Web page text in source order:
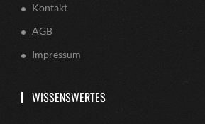
Kontakt
AGB
Impressum
WISSENSWERTES